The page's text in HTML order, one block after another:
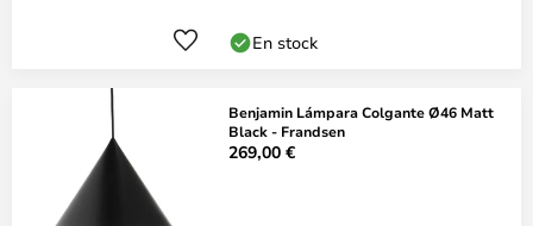
En stock
Benjamin Lámpara Colgante Ø46 Matt
Black - Frandsen
269,00 €